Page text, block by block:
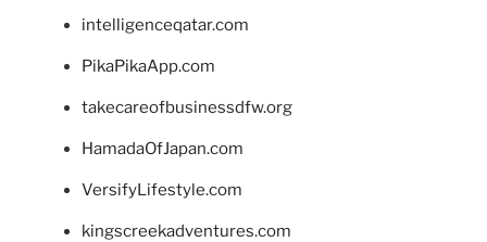
intelligenceqatar.com
PikaPikaApp.com
takecareofbusinessdfw.org
HamadaOfJapan.com
VersifyLifestyle.com
kingscreekadventures.com